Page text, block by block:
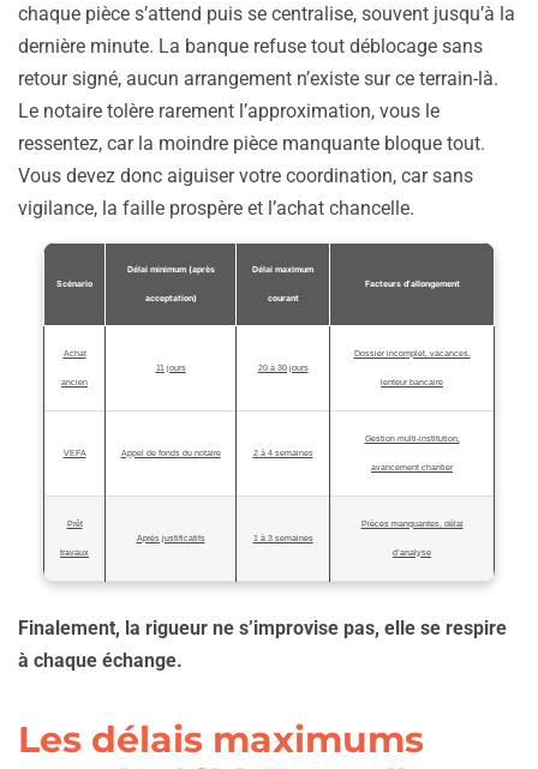
chaque pièce s’attend puis se centralise, souvent jusqu’à la
dernière minute. La banque refuse tout déblocage sans
retour signé, aucun arrangement n’existe sur ce terrain-là.
Le notaire tolère rarement l’approximation, vous le
ressentez, car la moindre pièce manquante bloque tout.
Vous devez donc aiguiser votre coordination, car sans
vigilance, la faille prospère et l’achat chancelle.
Scénario
Délai minimum (après
acceptation)
Délai maximum
courant
Facteurs d’allongement
Achat
ancien
11 jours 20 à 30 jours
Dossier incomplet, vacances,
lenteur bancaire
VEFA Appel de fonds du notaire 2 à 4 semaines
Gestion multi-institution,
avancement chantier
Prêt
travaux
Après justificatifs 1 à 3 semaines
Pièces manquantes, délai
d’analyse
Finalement, la rigueur ne s’improvise pas, elle se respire
à chaque échange.
Les délais maximums